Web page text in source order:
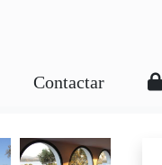
Contactar